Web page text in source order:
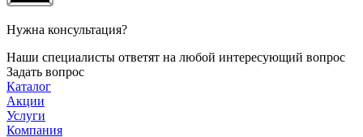
Нужна консультация?
Наши специалисты ответят на любой интересующий вопрос
Задать вопрос
Каталог
Акции
Услуги
Компания